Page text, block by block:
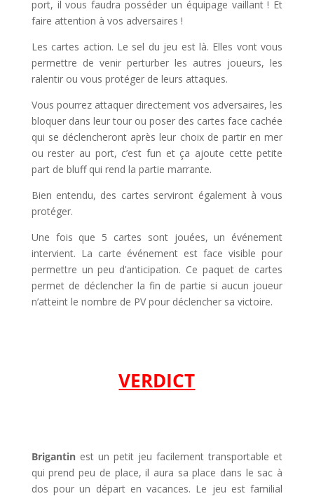
port, il vous faudra posséder un équipage vaillant ! Et
faire attention à vos adversaires !
Les cartes action. Le sel du jeu est là. Elles vont vous
permettre de venir perturber les autres joueurs, les
ralentir ou vous protéger de leurs attaques.
Vous pourrez attaquer directement vos adversaires, les
bloquer dans leur tour ou poser des cartes face cachée
qui se déclencheront après leur choix de partir en mer
ou rester au port, c’est fun et ça ajoute cette petite
part de bluff qui rend la partie marrante.
Bien entendu, des cartes serviront également à vous
protéger.
Une fois que 5 cartes sont jouées, un événement
intervient. La carte événement est face visible pour
permettre un peu d’anticipation. Ce paquet de cartes
permet de déclencher la fin de partie si aucun joueur
n’atteint le nombre de PV pour déclencher sa victoire.
VERDICT
Brigantinest un petit jeu facilement transportable et
qui prend peu de place, il aura sa place dans le sac à
dos pour un départ en vacances. Le jeu est familial